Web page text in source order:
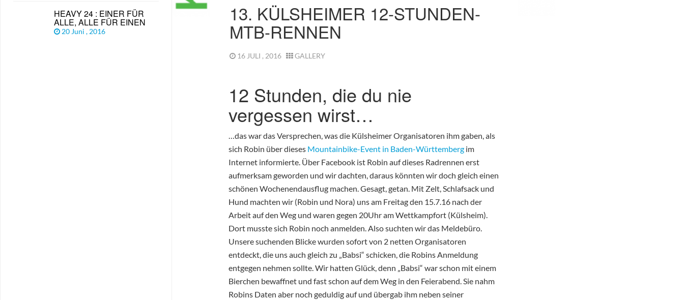
13. KÜLSHEIMER 12-STUNDEN-
MTB-RENNEN
16 JULI , 2016 GALLERY
12 Stunden, die du nie
vergessen wirst…
…das war das Versprechen, was die Külsheimer Organisatoren ihm gaben, als
sich Robin über dieses Mountainbike-Event in Baden-Württemberg im
Internet informierte. Über Facebook ist Robin auf dieses Radrennen erst
aufmerksam geworden und wir dachten, daraus könnten wir doch gleich einen
schönen Wochenendausflug machen. Gesagt, getan. Mit Zelt, Schlafsack und
Hund machten wir (Robin und Nora) uns am Freitag den 15.7.16 nach der
Arbeit auf den Weg und waren gegen 20Uhr am Wettkampfort (Külsheim).
Dort musste sich Robin noch anmelden. Also suchten wir das Meldebüro.
Unsere suchenden Blicke wurden sofort von 2 netten Organisatoren
entdeckt, die uns auch gleich zu „Babsi“ schicken, die Robins Anmeldung
entgegen nehmen sollte. Wir hatten Glück, denn „Babsi“ war schon mit einem
Bierchen bewaffnet und fast schon auf dem Weg in den Feierabend. Sie nahm
Robins Daten aber noch geduldig auf und übergab ihm neben seiner
HEAVY 24 : EINER FÜR
ALLE, ALLE FÜR EINEN
20 Juni , 2016